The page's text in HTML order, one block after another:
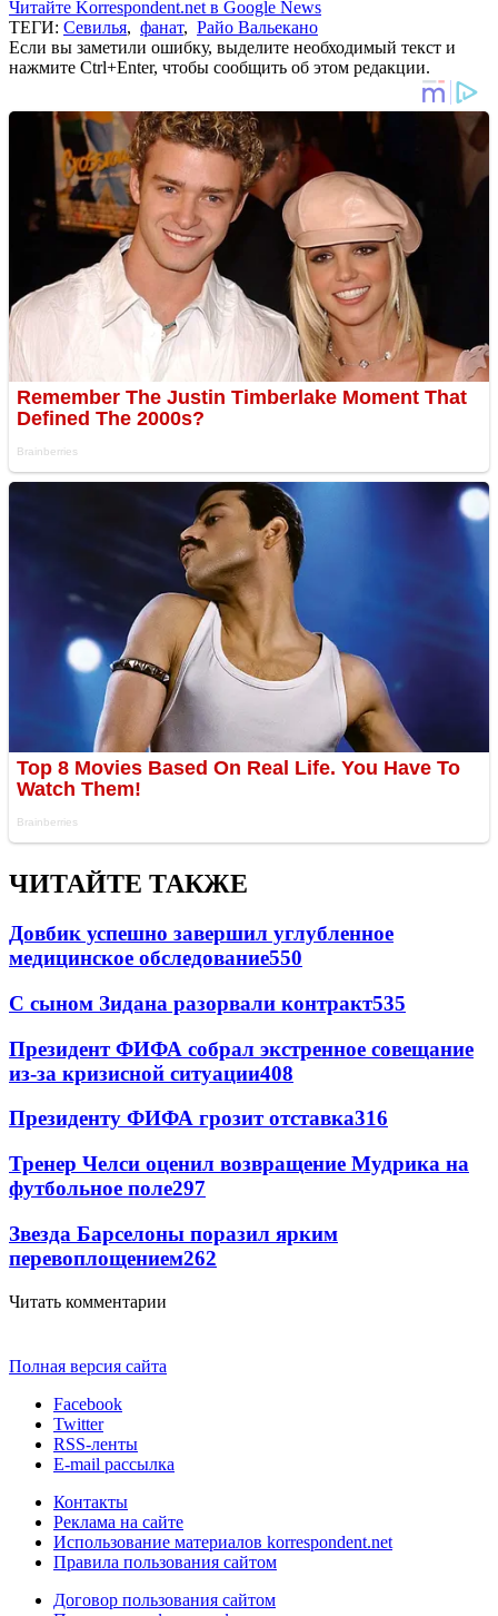
Читайте Korrespondent.net в Google News
ТЕГИ: Севилья, фанат, Райо Вальекано
Если вы заметили ошибку, выделите необходимый текст и
нажмите Ctrl+Enter, чтобы сообщить об этом редакции.
ЧИТАЙТЕ ТАКЖЕ
Довбик успешно завершил углубленное
медицинское обследование550
С сыном Зидана разорвали контракт535
Президент ФИФА собрал экстренное совещание
из-за кризисной ситуации408
Президенту ФИФА грозит отставка316
Тренер Челси оценил возвращение Мудрика на
футбольное поле297
Звезда Барселоны поразил ярким
перевоплощением262
Читать комментарии
Полная версия сайта
Facebook
Twitter
RSS-ленты
E-mail рассылка
Контакты
Реклама на сайте
Использование материалов korrespondent.net
Правила пользования сайтом
Договор пользования сайтом